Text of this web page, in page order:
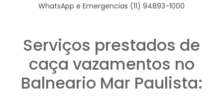
WhatsApp e Emergencias (11) 94893-1000
Serviços prestados de
caça vazamentos no
Balneario Mar Paulista: